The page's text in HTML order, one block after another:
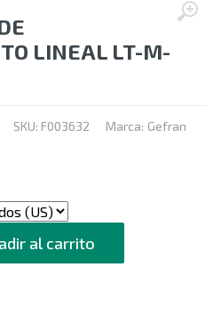
LINEAL LT-M-
SKU: F003632 Marca: Gefran
al carrito